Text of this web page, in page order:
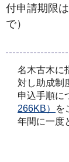
付申請期限
名木古木に
対し助成制
申込手順に
266KB）
を
年間に一度